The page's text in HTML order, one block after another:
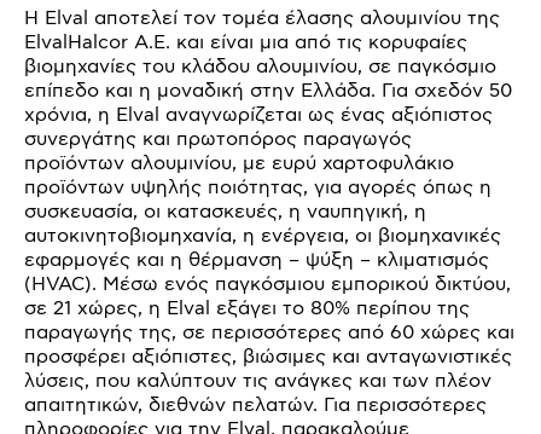
Η Elval αποτελεί τον τομέα έλασης αλουμινίου της
ElvalHalcor Α.Ε. και είναι μια από τις κορυφαίες
βιομηχανίες του κλάδου αλουμινίου, σε παγκόσμιο
επίπεδο και η μοναδική στην Ελλάδα. Για σχεδόν 50
χρόνια, η Elval αναγνωρίζεται ως ένας αξιόπιστος
συνεργάτης και πρωτοπόρος παραγωγός
προϊόντων αλουμινίου, με ευρύ χαρτοφυλάκιο
προϊόντων υψηλής ποιότητας, για αγορές όπως η
συσκευασία, οι κατασκευές, η ναυπηγική, η
αυτοκινητοβιομηχανία, η ενέργεια, οι βιομηχανικές
εφαρμογές και η θέρμανση – ψύξη – κλιματισμός
(HVAC). Μέσω ενός παγκόσμιου εμπορικού δικτύου,
σε 21 χώρες, η Elval εξάγει το 80% περίπου της
παραγωγής της, σε περισσότερες από 60 χώρες και
προσφέρει αξιόπιστες, βιώσιμες και ανταγωνιστικές
λύσεις, που καλύπτουν τις ανάγκες και των πλέον
απαιτητικών, διεθνών πελατών. Για περισσότερες